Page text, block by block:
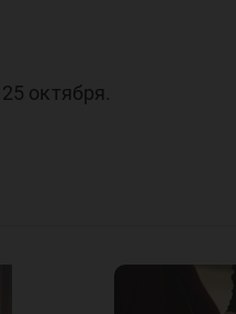
октября.